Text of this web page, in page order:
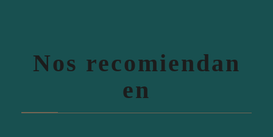
Nos recomiendan
en